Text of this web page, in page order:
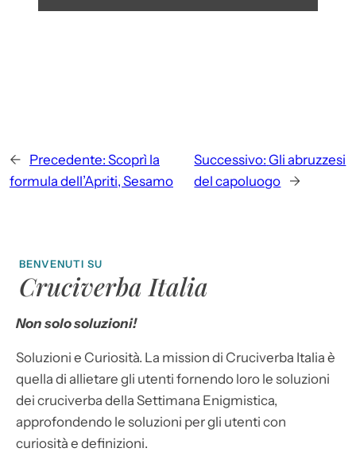
← Precedente: Scoprì la
formula dell’Apriti, Sesamo
Successivo: Gli abruzzesi
del capoluogo →
BENVENUTI SU
Cruciverba Italia
Non solo soluzioni!
Soluzioni e Curiosità. La mission di Cruciverba Italia è
quella di allietare gli utenti fornendo loro le soluzioni
dei cruciverba della Settimana Enigmistica,
approfondendo le soluzioni per gli utenti con
curiosità e definizioni.